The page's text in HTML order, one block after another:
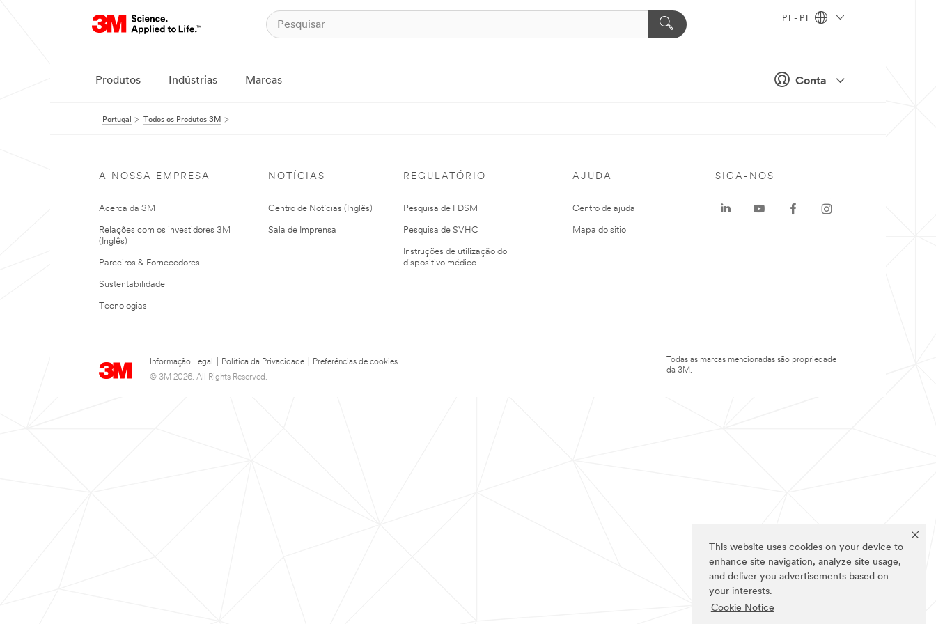
This website uses cookies on your device to
enhance site navigation, analyze site usage,
and deliver you advertisements based on
your interests.
Cookie Notice
Conta
PT - PT
Produtos Indústrias Marcas
Portugal Todos os Produtos 3M
A NOSSA EMPRESA
Acerca da 3M
Relações com os investidores 3M
(Inglês)
Parceiros & Fornecedores
Sustentabilidade
Tecnologias
NOTÍCIAS
Centro de Notícias (Inglês)
Sala de Imprensa
REGULATÓRIO
Pesquisa de FDSM
Pesquisa de SVHC
Instruções de utilização do
dispositivo médico
AJUDA
Centro de ajuda
Mapa do sitio
Informação Legal Política da Privacidade
Preferências de cookies
© 3M 2026. All Rights Reserved.
SIGA-NOS
Todas as marcas mencionadas são propriedade
da 3M.